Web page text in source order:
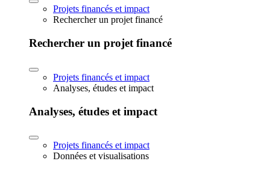
Projets financés et impact
Rechercher un projet financé
Rechercher un projet financé
Projets financés et impact
Analyses, études et impact
Analyses, études et impact
Projets financés et impact
Données et visualisations